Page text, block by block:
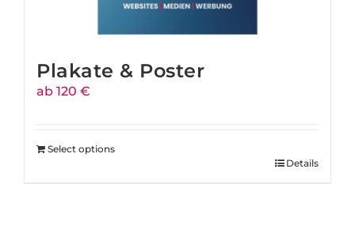
Plakate & Poster
ab 120 €
Select options
Details